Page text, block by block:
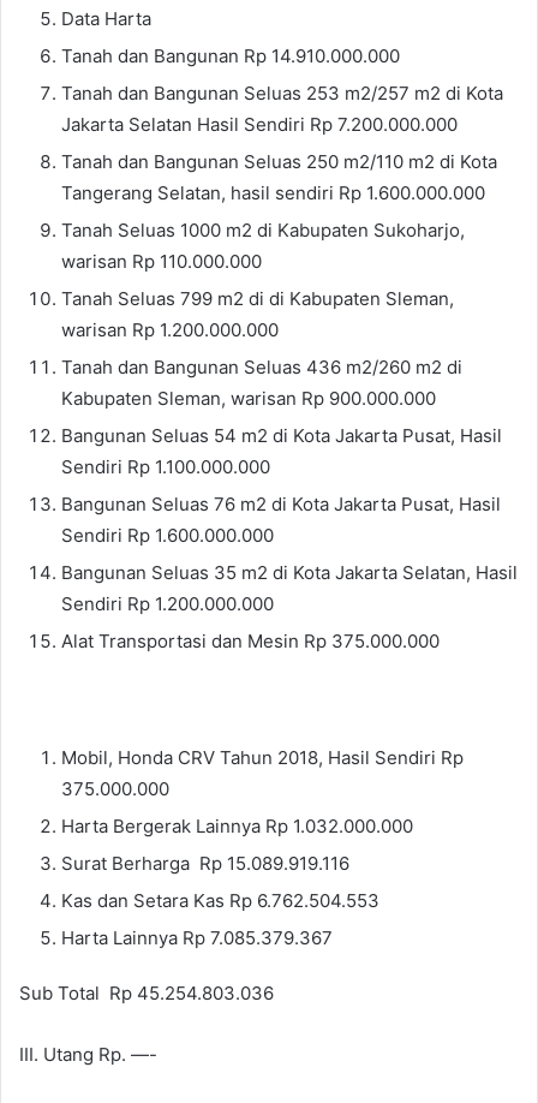
Data Harta
Tanah dan Bangunan Rp 14.910.000.000
Tanah dan Bangunan Seluas 253 m2/257 m2 di Kota
Jakarta Selatan Hasil Sendiri Rp 7.200.000.000
Tanah dan Bangunan Seluas 250 m2/110 m2 di Kota
Tangerang Selatan, hasil sendiri Rp 1.600.000.000
Tanah Seluas 1000 m2 di Kabupaten Sukoharjo,
warisan Rp 110.000.000
Tanah Seluas 799 m2 di di Kabupaten Sleman,
warisan Rp 1.200.000.000
Tanah dan Bangunan Seluas 436 m2/260 m2 di
Kabupaten Sleman, warisan Rp 900.000.000
Bangunan Seluas 54 m2 di Kota Jakarta Pusat, Hasil
Sendiri Rp 1.100.000.000
Bangunan Seluas 76 m2 di Kota Jakarta Pusat, Hasil
Sendiri Rp 1.600.000.000
Bangunan Seluas 35 m2 di Kota Jakarta Selatan, Hasil
Sendiri Rp 1.200.000.000
Alat Transportasi dan Mesin Rp 375.000.000
Mobil, Honda CRV Tahun 2018, Hasil Sendiri Rp
375.000.000
Harta Bergerak Lainnya Rp 1.032.000.000
Surat Berharga Rp 15.089.919.116
Kas dan Setara Kas Rp 6.762.504.553
Harta Lainnya Rp 7.085.379.367
Sub Total Rp 45.254.803.036
III. Utang Rp. —-